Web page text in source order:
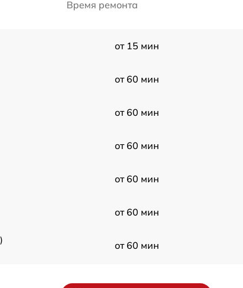
Время ремонта
от 15 мин
от 60 мин
от 60 мин
от 60 мин
от 60 мин
от 60 мин
от 60 мин